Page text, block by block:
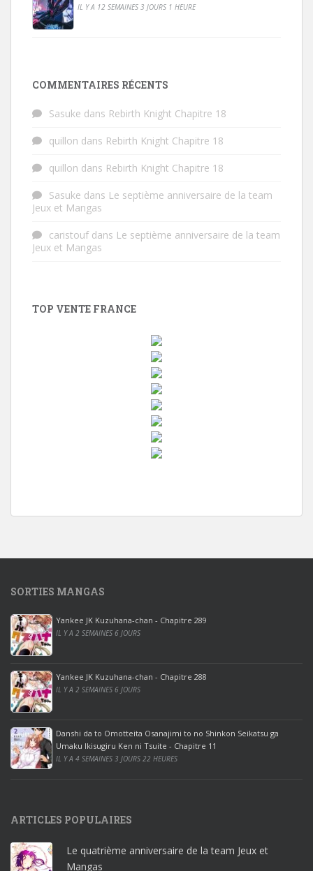
IL Y A 12 SEMAINES 3 JOURS 1 HEURE
COMMENTAIRES RÉCENTS
Sasuke dans Rebirth Knight Chapitre 18
quillon dans Rebirth Knight Chapitre 18
quillon dans Rebirth Knight Chapitre 18
Sasuke dans Le septième anniversaire de la team
Jeux et Mangas
caristoufdans Le septième anniversaire de la team
Jeux et Mangas
TOP VENTE FRANCE
d
0
p
r
o
o
ff
i
c
e
2
0
1
r
o
SORTIES MANGAS
Yankee JK Kuzuhana-chan - Chapitre 289
IL Y A 2 SEMAINES 6 JOURS
Yankee JK Kuzuhana-chan - Chapitre 288
IL Y A 2 SEMAINES 6 JOURS
Danshi da to Omotteita Osanajimi to no Shinkon Seikatsu ga
Umaku Ikisugiru Ken ni Tsuite - Chapitre 11
IL Y A 4 SEMAINES 3 JOURS 22 HEURES
ARTICLES POPULAIRES
Le quatrième anniversaire de la team Jeux et
Mangas